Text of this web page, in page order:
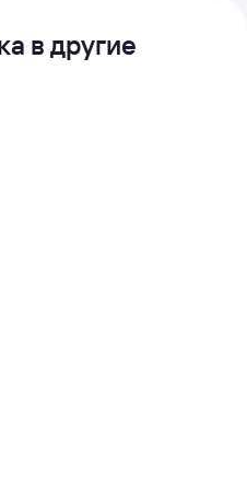
в другие